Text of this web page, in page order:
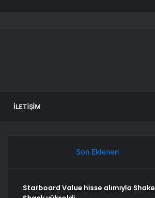
İLETIŞIM
Son Eklenen
Starboard Value hisse alımıyla Shake